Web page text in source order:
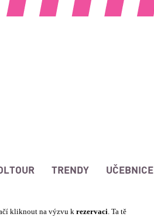
kliknout na výzvu k rezervaci. Ta tě
TRENDY UČEBNICE